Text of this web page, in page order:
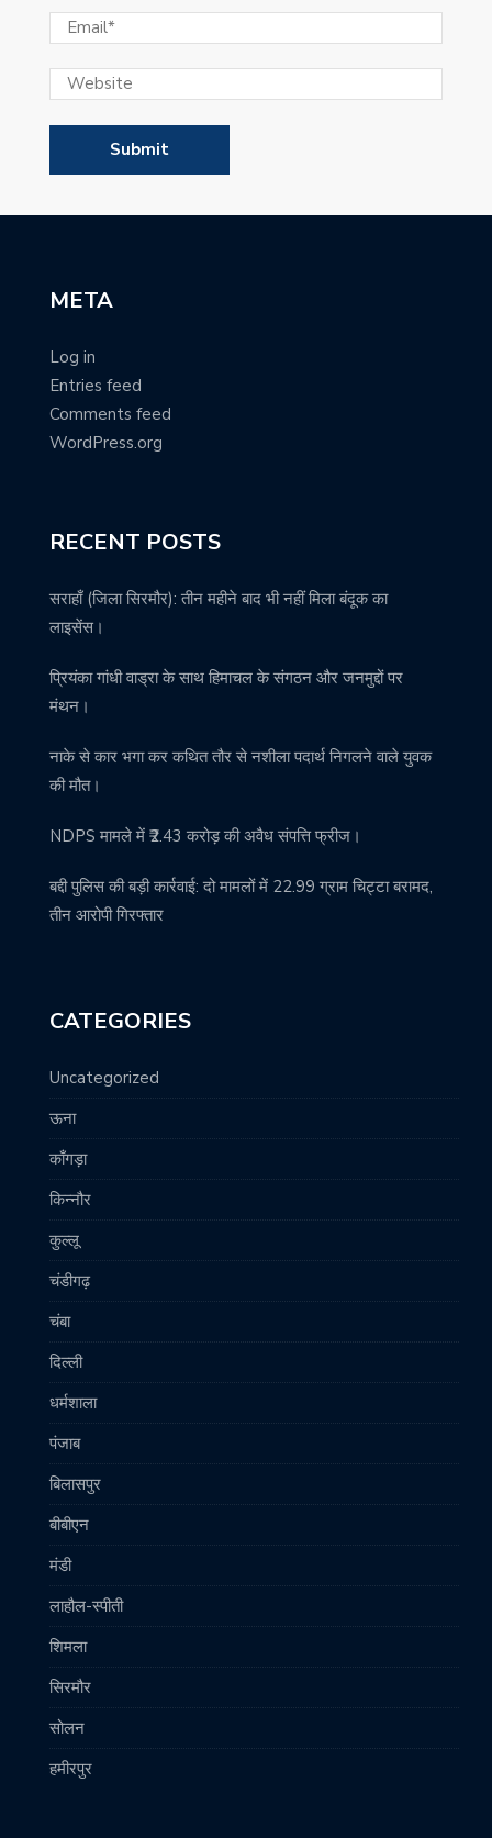
META
Log in
Entries feed
Comments feed
WordPress.org
RECENT POSTS
सराहाँ (जिला सिरमौर): तीन महीने बाद भी नहीं मिला बंदूक का
लाइसेंस।
प्रियंका गांधी वाड्रा के साथ हिमाचल के संगठन और जनमुद्दों पर
मंथन।
नाके से कार भगा कर कथित तौर से नशीला पदार्थ निगलने वाले युवक
की मौत।
NDPS मामले में ₹2.43 करोड़ की अवैध संपत्ति फ्रीज।
बद्दी पुलिस की बड़ी कार्रवाई: दो मामलों में 22.99 ग्राम चिट्टा बरामद,
तीन आरोपी गिरफ्तार
CATEGORIES
Uncategorized
ऊना
काँगड़ा
किन्नौर
कुल्लू
चंडीगढ़
चंबा
दिल्ली
धर्मशाला
पंजाब
बिलासपुर
बीबीएन
मंडी
लाहौल-स्पीती
शिमला
सिरमौर
सोलन
हमीरपुर